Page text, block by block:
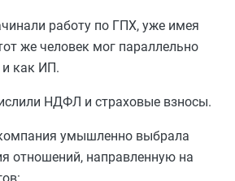
работу по ГПХ, уже имея
же человек мог параллельно
и как ИП.
НДФЛ и страховые взносы.
умышленно выбрала
отношений, направленную на